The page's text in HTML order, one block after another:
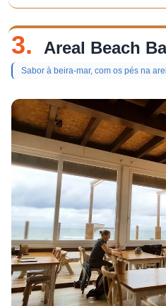
3. Areal Beach
Sabor à beira-mar, com os pés na